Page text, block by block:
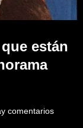
están
comentarios